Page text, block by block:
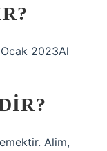
Alim,